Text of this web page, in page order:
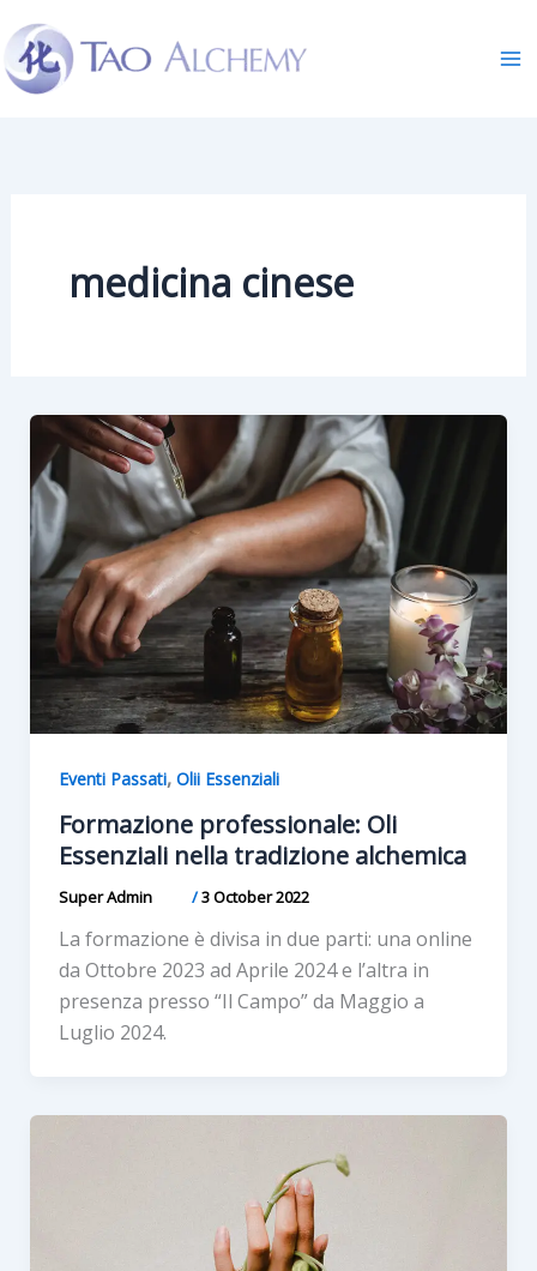
content
medicina cinese
Eventi Passati, Olii Essenziali
Formazione professionale: Oli
Essenziali nella tradizione alchemica
Super Admin /3 October 2022
La formazione è divisa in due parti: una online
da Ottobre 2023 ad Aprile 2024 e l’altra in
presenza presso “Il Campo” da Maggio a
Luglio 2024.